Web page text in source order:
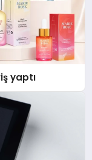
yaptı